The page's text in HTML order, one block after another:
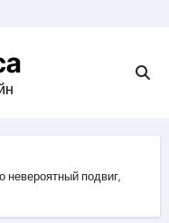
невероятный подвиг,